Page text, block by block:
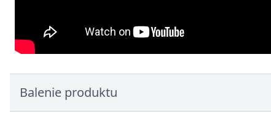
Balenie produktu